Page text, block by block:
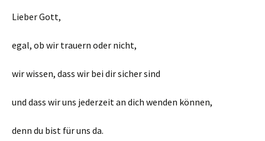
Lieber Gott,
egal, ob wir trauern oder nicht,
wir wissen, dass wir bei dir sicher sind
und dass wir uns jederzeit an dich wenden können,
denn du bist für uns da.